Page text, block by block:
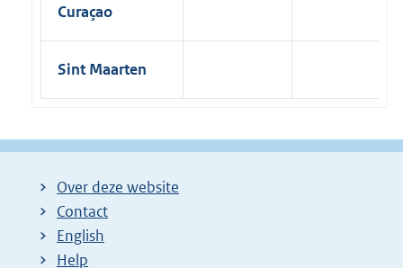
Curaçao
Sint Maarten
Over deze website
Contact
English
Help